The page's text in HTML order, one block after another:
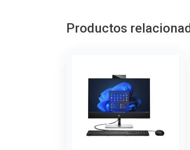
Productos